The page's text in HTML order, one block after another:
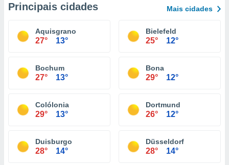
Principais cidades Mais cidades
Aquisgrano
27° 13°
Bielefeld
25° 12°
Bochum
27° 13°
Bona
29° 12°
Colólonia
29° 13°
Dortmund
26° 12°
Duisburgo
28° 14°
Düsseldorf
28° 14°